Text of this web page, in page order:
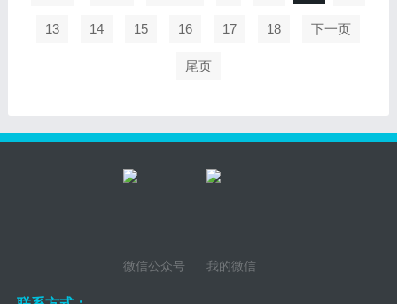
13 14 15 16 17 18 下一页
尾页
微信公众号 我的微信